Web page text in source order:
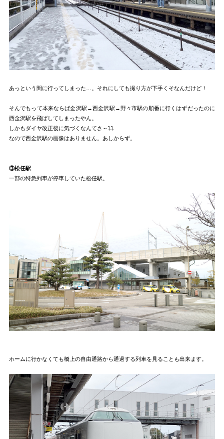
あっという間に行ってしまった…。それにしても撮り方が下手くそなんだけど！
そんでもって本来ならば金沢駅→西金沢駅→野々市駅の順番に行くはずだったのに
西金沢駅を飛ばしてしまったやん。
しかもダイヤ改正後に気づくなんてさ～⤵⤵
なので西金沢駅の画像はありません。あしからず。
③松任駅
一部の特急列車が停車していた松任駅。
ホームに行かなくても橋上の自由通路から通過する列車を見ることも出来ます。